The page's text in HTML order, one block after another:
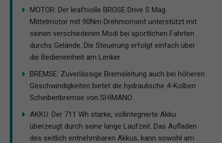
MOTOR: Der kraftvolle BROSE Drive S Mag
Mittelmotor mit 90Nm Drehmoment unterstützt mit
seinen verschiedenen Modi bei sportlichen Fahrten
durchs Gelände. Die Steuerung erfolgt einfach über
die Bedieneinheit am Lenker.
BREMSE: Zuverlässige Bremsleitung auch bei höheren
Geschwindigkeiten bietet die hydraulische 4-Kolben
Scheibenbremse von SHIMANO
AKKU: Der 711 Wh starke, vollintegrierte Akku
überzeugt durch seine lange Laufzeit. Das Aufladen
des seitlich entnehmbaren Akkus, kann sowohl am